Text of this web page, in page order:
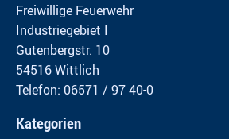
Freiwillige Feuerwehr
Industriegebiet I
Gutenbergstr. 10
54516 Wittlich
Telefon: 06571 / 97 40-0
Kategorien